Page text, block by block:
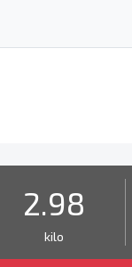
2.98
kilo